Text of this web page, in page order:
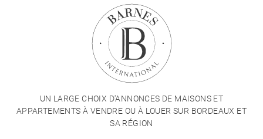
UN LARGE CHOIX D'ANNONCES DE MAISONS ET
APPARTEMENTS À VENDRE OU À LOUER SUR BORDEAUX ET
SA RÉGION